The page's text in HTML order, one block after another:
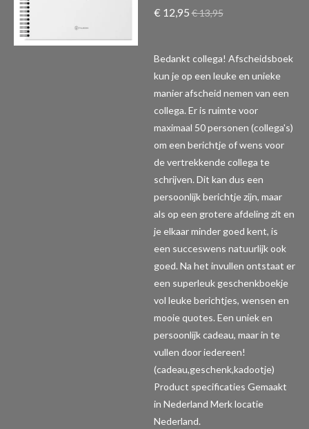
€ 12,95 € 13,95
Bedankt collega! Afscheidsboek
kun je op een leuke en unieke
manier afscheid nemen van een
collega. Er is ruimte voor
maximaal 50 personen (collega's)
om een berichtje of wens voor
de vertrekkende collega te
schrijven. Dit kan dus een
persoonlijk berichtje zijn, maar
als op een grotere afdeling zit en
je elkaar minder goed kent, is
een succeswens natuurlijk ook
goed. Na het invullen ontstaat er
een superleuk geschenkboekje
vol leuke berichtjes, wensen en
mooie quotes. Een uniek en
persoonlijk cadeau, maar in te
vullen door iedereen!
(cadeau,geschenk,kadootje)
Product specificaties Gemaakt
in Nederland Merk locatie
Nederland.